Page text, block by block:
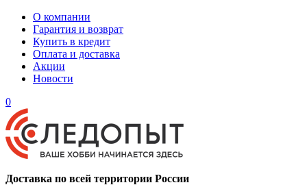
О компании
Гарантия и возврат
Купить в кредит
Оплата и доставка
Акции
Новости
0
Доставка по всей территории России